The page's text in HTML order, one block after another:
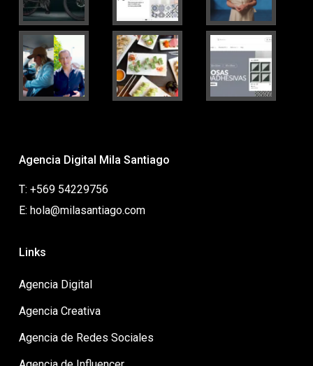
Agencia Digital Mila Santiago
T: +569 54229756
E: hola@milasantiago.com
Links
Agencia Digital
Agencia Creativa
Agencia de Redes Sociales